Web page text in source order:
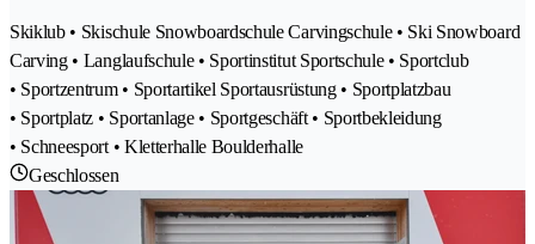
Skiklub • Skischule Snowboardschule Carvingschule • Ski Snowboard
Carving • Langlaufschule • Sportinstitut Sportschule • Sportclub
• Sportzentrum • Sportartikel Sportausrüstung • Sportplatzbau
• Sportplatz • Sportanlage • Sportgeschäft • Sportbekleidung
• Schneesport • Kletterhalle Boulderhalle
Geschlossen